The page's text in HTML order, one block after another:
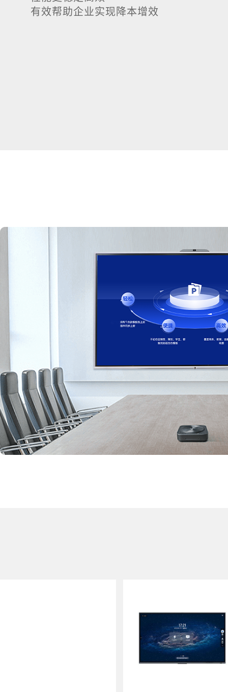
有效帮助企业实现降本增效